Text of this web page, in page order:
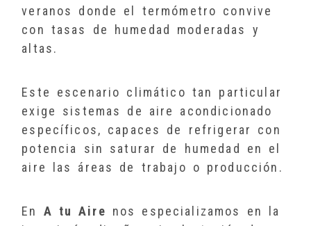
veranos donde el termómetro convive
con tasas de humedad moderadas y
altas.
Este escenario climático tan particular
exige sistemas de aire acondicionado
específicos, capaces de refrigerar con
potencia sin saturar de humedad en el
aire las áreas de trabajo o producción.
En A tu Aire nos especializamos en la